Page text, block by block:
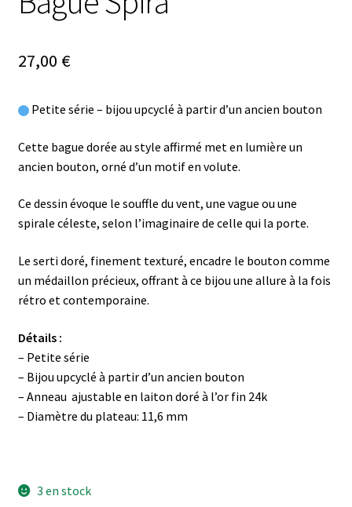
27,00 €
Petite série – bijou upcyclé à partir d’un ancien bouton
Cette bague dorée au style affirmé met en lumière un
ancien bouton, orné d’un motif en volute.
Ce dessin évoque le souffle du vent, une vague ou une
spirale céleste, selon l’imaginaire de celle qui la porte.
Le serti doré, finement texturé, encadre le bouton comme
un médaillon précieux, offrant à ce bijou une allure à la fois
rétro et contemporaine.
Détails :
– Petite série
– Bijou upcyclé à partir d’un ancien bouton
– Anneau ajustable en laiton doré à l’or fin 24k
– Diamètre du plateau: 11,6 mm
3 en stock